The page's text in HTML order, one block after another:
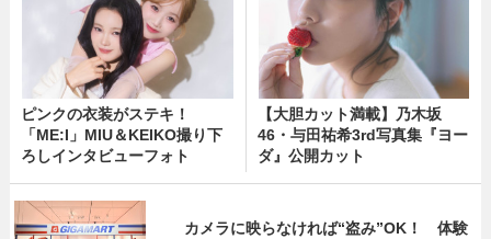
ピンクの衣装がステキ！
「ME:I」MIU＆KEIKO撮り下
ろしインタビューフォト
【大胆カット満載】乃木坂
46・与田祐希3rd写真集『ヨー
ダ』公開カット
カメラに映らなければ“盗み”OK！ 体験